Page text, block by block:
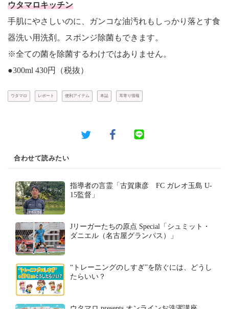
ウタマロキッチン
手肌にやさしいのに、ガンコな油汚れもしっかり落とす食
器洗い用洗剤。スポンジ除菌もできます。
※全ての菌を除菌するわけではありません。
●300ml 430円（税抜）
ウタマロ レポート 便利アイテム 本誌 耳寄り情報
合わせて読みたい
指導者の言霊「古賀康彦 FC ガレオ玉島 U-
15監督」
Jリーガーたちの原点 Special「シュミット・
ダニエル（名古屋グランパス）」
“トレーニングのしすぎ”を防ぐには、どうし
たらいい？